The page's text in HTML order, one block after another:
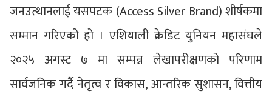
जनउत्थानलाई यसपटक (Access Silver Brand) शीर्षकमा
सम्मान गरिएको हो । एशियाली क्रेडिट युनियन महासंघले
२०२५ अगस्ट ७ मा सम्पन्न लेखापरीक्षणको परिणाम
सार्वजनिक गर्दै नेतृत्व र विकास, आन्तरिक सुशासन, वित्तीय